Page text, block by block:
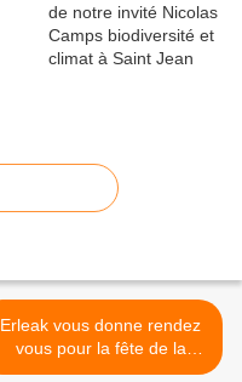
Erleak vous donne rendez
vous pour la fête de la
nature >